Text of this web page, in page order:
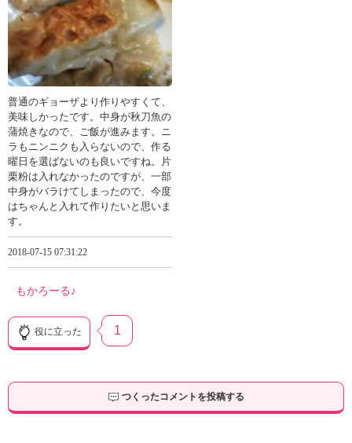
普通のギョーザより作りやすくて、
美味しかったです。中身が秋刀魚の
蒲焼きなので、ご飯が進みます。ニ
ラもニンニクも入らないので、作る
曜日を選ばないのも良いですね。片
栗粉は入れなかったのですが、一部
中身がバラけてしまったので、今度
はちゃんと入れて作りたいと思いま
す。
2018-07-15 07:31:22
もかろーる♪
役に立った 1
つくったコメントを投稿する